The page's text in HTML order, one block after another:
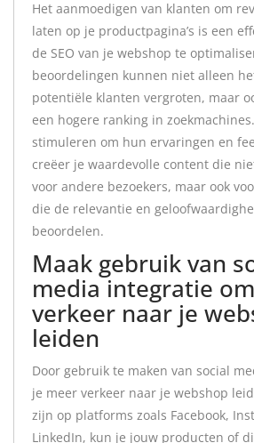
Het aanmoedigen van klanten om
laten op je productpagina’s is een
de SEO van je webshop te
beoordelingen kunnen niet alleen
potentiële klanten vergroten, maar
een hogere ranking in
stimuleren om hun ervaringen en
creëer je waardevolle content die
voor andere bezoekers, maar ook
die de relevantie en
beoordelen.
Maak gebruik van
media integratie
verkeer naar je
leiden
Door gebruik te maken van social
je meer verkeer naar je webshop
zijn op platforms zoals Facebook,
LinkedIn, kun je jouw producten of